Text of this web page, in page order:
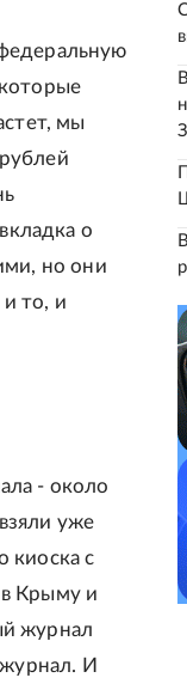
мы
о
но они
и то, и
- около
уже
киоска с
Крыму и
журнал
И